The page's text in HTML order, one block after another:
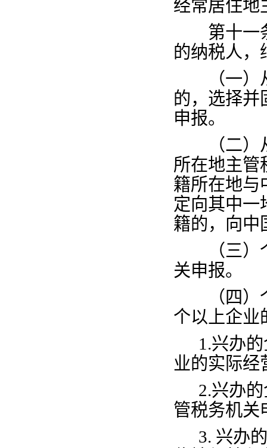
经常居住地
第十一
的纳税人，
（一）从
的，选择并
申报。
（二）从
所在地主管
籍所在地与
定向其中一
籍的，向中
（三）个
关申报。
（四）个
个以上企业
1.兴办
业的实际经
2.兴办
管税务机关
3. 兴办